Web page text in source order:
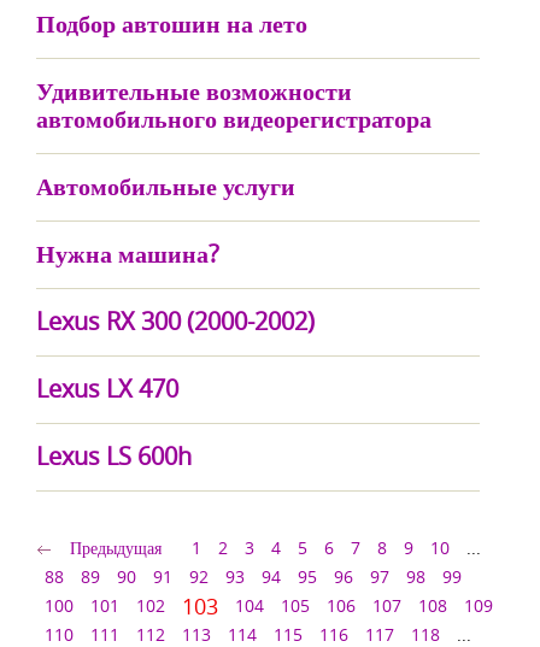
Подбор автошин на лето
Удивительные возможности
автомобильного видеорегистратора
Автомобильные услуги
Нужна машина?
Lexus RX 300 (2000-2002)
Lexus LX 470
Lexus LS 600h
Предыдущая 1 2 3 4 5 6 7 8 9 10
...
88
89 90 91 92 93 94 95 96 97 98
99
100
101 102 103 104 105 106 107 108
109
110
111 112 113 114 115 116 117 118
...